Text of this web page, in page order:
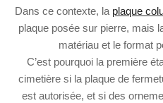
Dans ce contexte, la plaque
plaque posée sur pierre, mais
matériau et le format
C’est pourquoi la première
cimetière si la plaque de
est autorisée, et si des